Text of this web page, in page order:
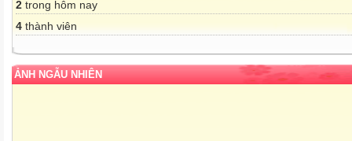
2 trong hôm nay
4 thành viên
ẢNH NGẪU NHIÊN